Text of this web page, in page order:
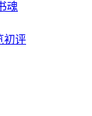
魂
初评